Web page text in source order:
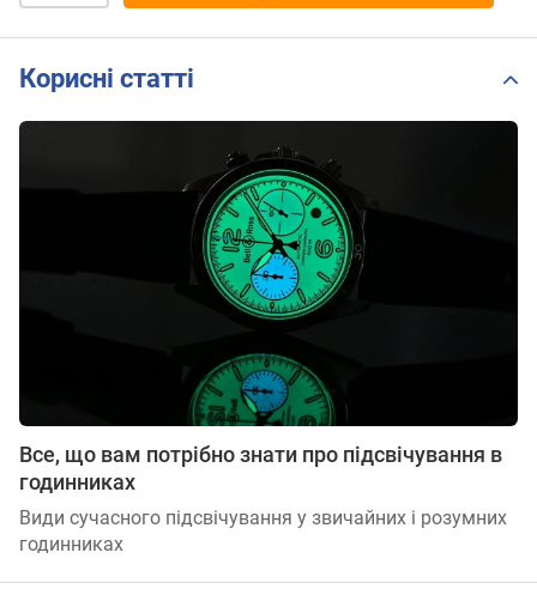
Корисні статті
Все, що вам потрібно знати про підсвічування в
годинниках
Види сучасного підсвічування у звичайних і розумних
годинниках